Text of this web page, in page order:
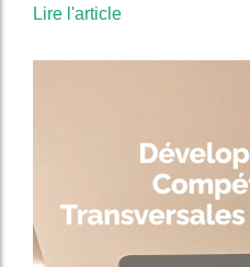
Lire l'article